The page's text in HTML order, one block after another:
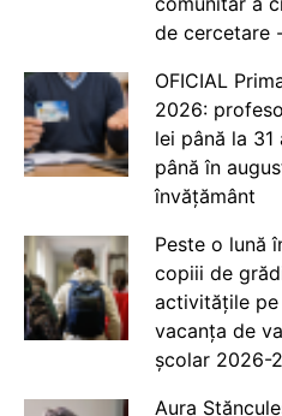
de cercetare
OFICIAL
2026:
lei până la
până în
învățământ
Peste o lună
copiii de
activitățile pe
vacanța de
școlar 2026-
Aura